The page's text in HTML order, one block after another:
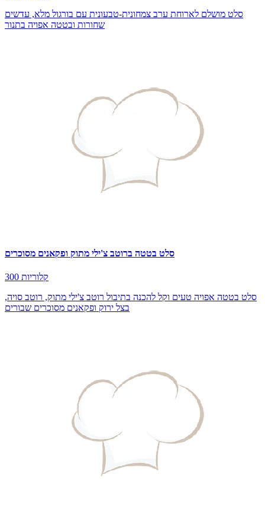
סלט מושלם לארוחת ערב צמחונית-טבעונית עם בורגול מלא, עדשים
שחורות ובטטה אפויה בתנור
סלט בטטה ברוטב צ'ילי מתוק ופקאנים מסוכרים
300 קלוריות
סלט בטטה אפויה טעים וקל להכנה בתיבול רוטב צ'ילי מתוק, רוטב סויה,
בצל ירוק ופקאנים מסוכרים שבורים